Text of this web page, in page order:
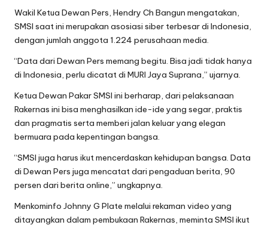
Wakil Ketua Dewan Pers, Hendry Ch Bangun mengatakan,
SMSI saat ini merupakan asosiasi siber terbesar di Indonesia,
dengan jumlah anggota 1.224 perusahaan media.
“Data dari Dewan Pers memang begitu. Bisa jadi tidak hanya
di Indonesia, perlu dicatat di MURI Jaya Suprana,” ujarnya.
Ketua Dewan Pakar SMSI ini berharap, dari pelaksanaan
Rakernas ini bisa menghasilkan ide-ide yang segar, praktis
dan pragmatis serta memberi jalan keluar yang elegan
bermuara pada kepentingan bangsa.
“SMSI juga harus ikut mencerdaskan kehidupan bangsa. Data
di Dewan Pers juga mencatat dari pengaduan berita, 90
persen dari berita online,” ungkapnya.
Menkominfo Johnny G Plate melalui rekaman video yang
ditayangkan dalam pembukaan Rakernas, meminta SMSI ikut